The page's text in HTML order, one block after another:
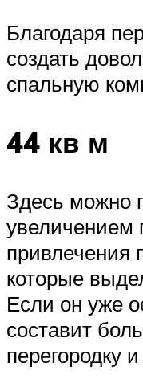
Благодаря
создать
спальную
44 кв м
Здесь можно
увеличением
привлечения
которые
Если он уже
составит
перегородку